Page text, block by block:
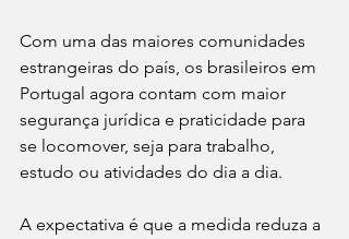
Com uma das maiores comunidades
estrangeiras do país, os brasileiros em
Portugal agora contam com maior
segurança jurídica e praticidade para
se locomover, seja para trabalho,
estudo ou atividades do dia a dia.
A expectativa é que a medida reduza a